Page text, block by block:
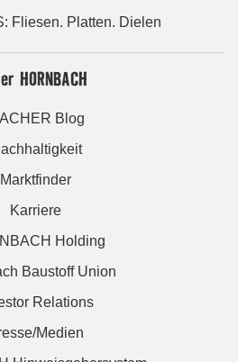
Fliesen. Platten. Dielen
HORNBACH
Blog
Marktfinder
Karriere
Holding
Baustoff Union
Relations
Medien